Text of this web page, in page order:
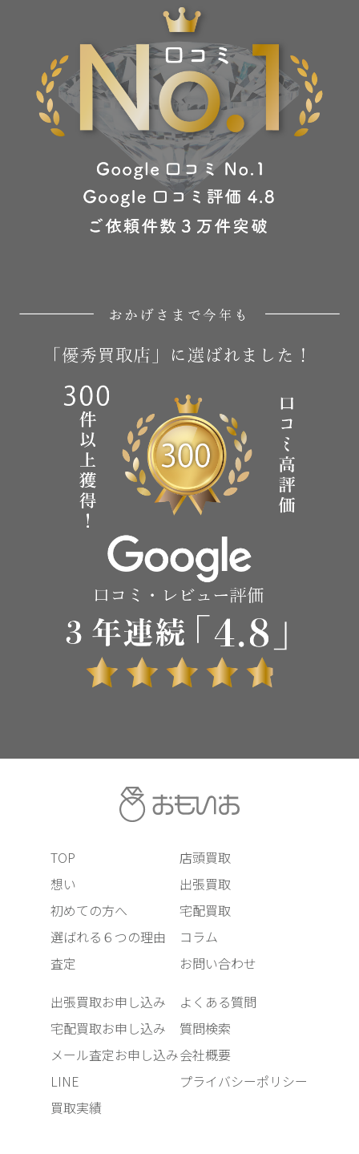
TOP
想い
初めての方へ
選ばれる６つの理由
査定
店頭買取
出張買取
宅配買取
コラム
お問い合わせ
出張買取お申し込み
宅配買取お申し込み
メール査定お申し込み
LINE
買取実績
よくある質問
質問検索
会社概要
プライバシーポリシー